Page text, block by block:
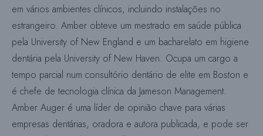
em vários ambientes clínicos, incluindo instalações no
estrangeiro. Amber obteve um mestrado em saúde pública
pela University of New England e um bacharelato em higiene
dentária pela University of New Haven. Ocupa um cargo a
tempo parcial num consultório dentário de elite em Boston e
é chefe de tecnologia clínica da Jameson Management.
Amber Auger é uma líder de opinião chave para várias
empresas dentárias, oradora e autora publicada, e pode ser